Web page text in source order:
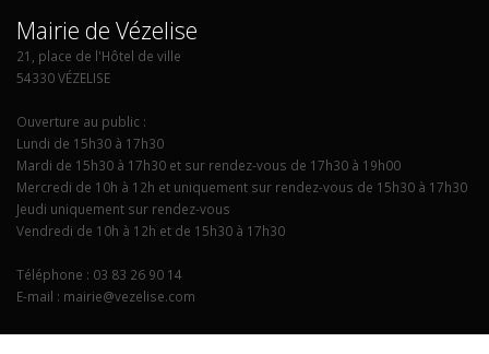
Mairie de Vézelise
21, place de l'Hôtel de ville
54330 VÉZELISE
Ouverture au public :
Lundi de 15h30 à 17h30
Mardi de 15h30 à 17h30 et sur rendez-vous de 17h30 à 19h00
Mercredi de 10h à 12h et uniquement sur rendez-vous de 15h30 à 17h30
Jeudi uniquement sur rendez-vous
Vendredi de 10h à 12h et de 15h30 à 17h30
Téléphone : 03 83 26 90 14
E-mail : mairie@vezelise.com